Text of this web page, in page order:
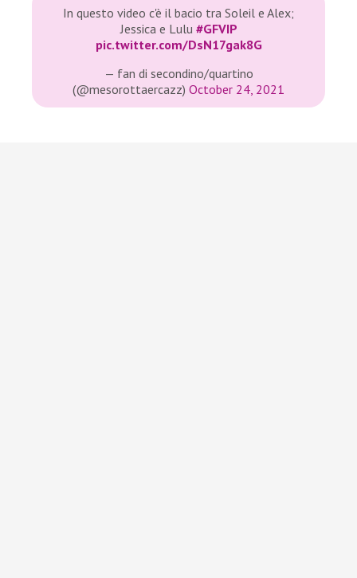
In questo video c'è il bacio tra Soleil e Alex;
Jessica e Lulu #GFVIP
pic.twitter.com/DsN17gak8G
— fan di secondino/quartino
(@mesorottaercazz) October 24, 2021